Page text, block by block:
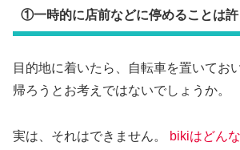
①一時的に店前などに停めることは
目的地に着いたら、自転車を置いてお
帰ろうとお考えではないでしょうか。
実は、それはできません。
bikiはどん